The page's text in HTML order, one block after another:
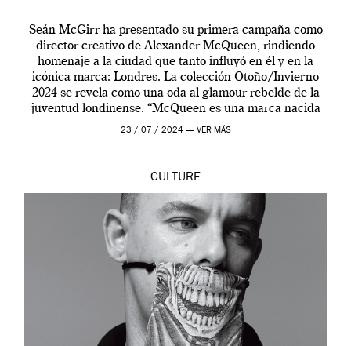
Seán McGirr ha presentado su primera campaña como
director creativo de Alexander McQueen, rindiendo
homenaje a la ciudad que tanto influyó en él y en la
icónica marca: Londres. La colección Otoño/Invierno
2024 se revela como una oda al glamour rebelde de la
juventud londinense. “McQueen es una marca nacida
en Londres y siempre ha […]
23 / 07 / 2024 — VER MÁS
CULTURE